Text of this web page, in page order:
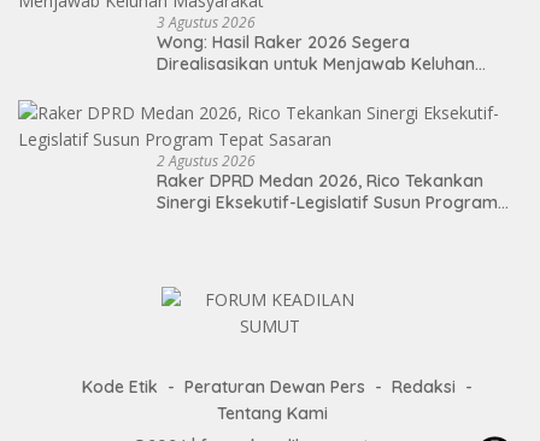
3 Agustus 2026
Wong: Hasil Raker 2026 Segera
Direalisasikan untuk Menjawab Keluhan
2 Agustus 2026
Raker DPRD Medan 2026, Rico Tekankan
Sinergi Eksekutif-Legislatif Susun Program
Kode Etik Peraturan Dewan Pers
Redaksi
Tentang Kami